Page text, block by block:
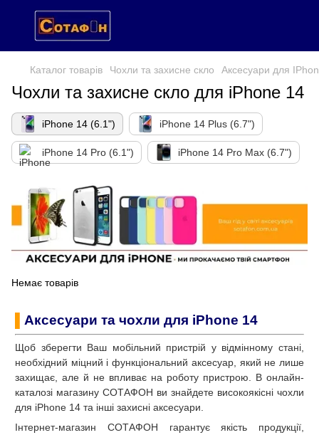
Каталог товарів Чохли та захисне скло Аксесуари для
Чохли та захисне скло для iPhone 14
iPhone 14 (6.1") iPhone 14 Plus (6.7")
iPhone 14 Pro (6.1") iPhone 14 Pro Max (6.7")
Немає товарів
Аксесуари та чохли для iPhone 14
Щоб зберегти Ваш мобільний пристрій у відмінному стані,
необхідний міцний і функціональний аксесуар, який не лише
захищає, але й не впливає на роботу пристрою. В онлайн-
каталозі магазину СОТАФОН ви знайдете високоякісні чохли
для iPhone 14 та інші захисні аксесуари.
Інтернет-магазин СОТАФОН гарантує якість продукції,